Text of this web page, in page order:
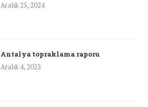
Aralık 25, 2024
Antalya topraklama raporu
Aralık 4, 2025